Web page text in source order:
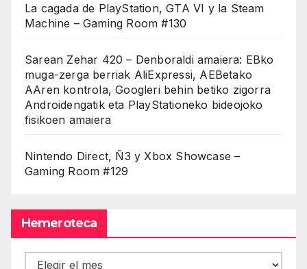
La cagada de PlayStation, GTA VI y la Steam
Machine – Gaming Room #130
Sarean Zehar 420 – Denboraldi amaiera: EBko
muga-zerga berriak AliExpressi, AEBetako
AAren kontrola, Googleri behin betiko zigorra
Androidengatik eta PlayStationeko bideojoko
fisikoen amaiera
Nintendo Direct, Ñ3 y Xbox Showcase –
Gaming Room #129
Hemeroteca
Hemeroteca